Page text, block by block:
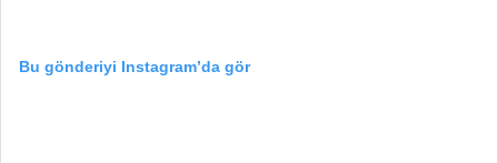
Bu gönderiyi Instagram’da gör